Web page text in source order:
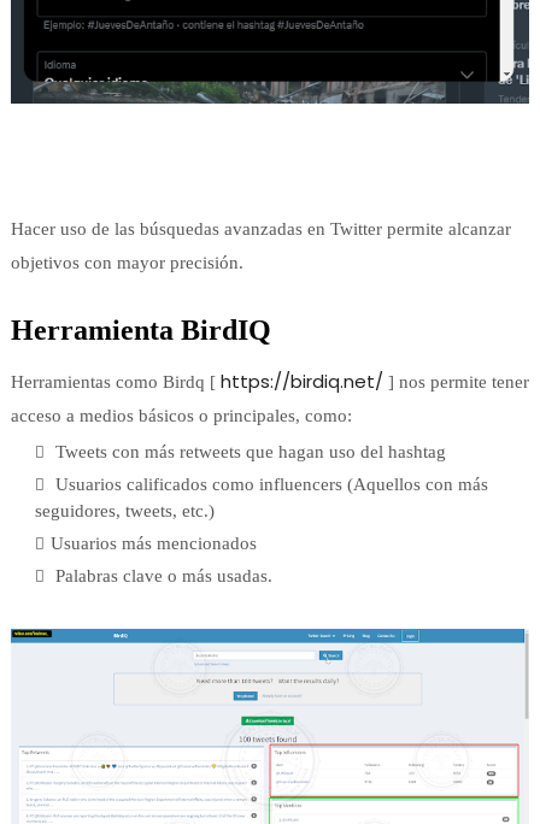
Hacer uso de las búsquedas avanzadas en Twitter permite alcanzar
objetivos con mayor precisión.
Herramienta BirdIQ
Herramientas como Birdq [ https://birdiq.net/ ] nos permite tener
acceso a medios básicos o principales, como:
Tweets con más retweets que hagan uso del hashtag
Usuarios calificados como influencers (Aquellos con más
seguidores, tweets, etc.)
Usuarios más mencionados
Palabras clave o más usadas.